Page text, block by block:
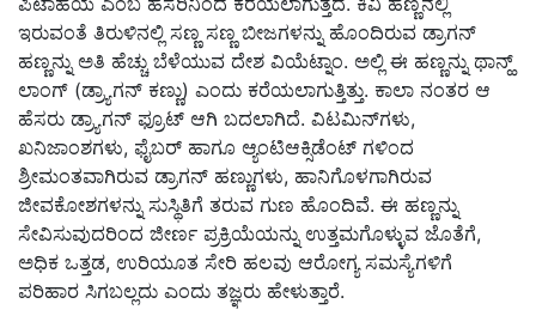
ಇರುವಂತೆ ತಿರುಳಿನಲ್ಲಿ ಸಣ್ಣ ಸಣ್ಣ ಬೀಜಗಳನ್ನು ಹೊಂದಿರುವ ಡ್ರಾಗನ್
ಹಣ್ಣನ್ನು ಅತಿ ಹೆಚ್ಚು ಬೆಳೆಯುವ ದೇಶ ವಿಯೆಟ್ನಾಂ. ಅಲ್ಲಿ ಈ ಹಣ್ಣನ್ನು ಥಾನ್ಹ್
ಲಾಂಗ್ (ಡ್ರ್ಯಾಗನ್ ಕಣ್ಣು) ಎಂದು ಕರೆಯಲಾಗುತ್ತಿತ್ತು. ಕಾಲಾ ನಂತರ ಆ
ಹೆಸರು ಡ್ರ್ಯಾಗನ್ ಫ್ರೂಟ್ ಆಗಿ ಬದಲಾಗಿದೆ. ವಿಟಮಿನ್‌ಗಳು,
ಖನಿಜಾಂಶಗಳು, ಫೈಬರ್ ಹಾಗೂ ಆ್ಯಂಟಿಆಕ್ಸಿಡೆಂಟ್ ಗಳಿಂದ
ಶ್ರೀಮಂತವಾಗಿರುವ ಡ್ರಾಗನ್ ಹಣ್ಣುಗಳು, ಹಾನಿಗೊಳಗಾಗಿರುವ
ಜೀವಕೋಶಗಳನ್ನು ಸುಸ್ಥಿತಿಗೆ ತರುವ ಗುಣ ಹೊಂದಿವೆ. ಈ ಹಣ್ಣನ್ನು
ಸೇವಿಸುವುದರಿಂದ ಜೀರ್ಣ ಪ್ರಕ್ರಿಯೆಯನ್ನು ಉತ್ತಮಗೊಳ್ಳುವ ಜೊತೆಗೆ,
ಅಧಿಕ ಒತ್ತಡ, ಉರಿಯೂತ ಸೇರಿ ಹಲವು ಆರೋಗ್ಯ ಸಮಸ್ಯೆಗಳಿಗೆ
ಪರಿಹಾರ ಸಿಗಬಲ್ಲದು ಎಂದು ತಜ್ಞರು ಹೇಳುತ್ತಾರೆ.